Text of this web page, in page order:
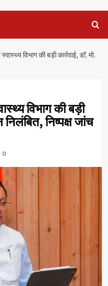
विभाग की बड़ी कार्रवाई, डॉ. मो.
विभाग की बड़ी
निलंबित, निष्पक्ष जांच
0